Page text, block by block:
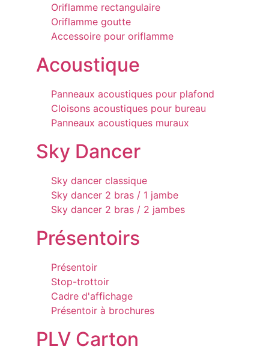
Oriflamme rectangulaire
Oriflamme goutte
Accessoire pour oriflamme
Acoustique
Panneaux acoustiques pour plafond
Cloisons acoustiques pour bureau
Panneaux acoustiques muraux
Sky Dancer
Sky dancer classique
Sky dancer 2 bras / 1 jambe
Sky dancer 2 bras / 2 jambes
Présentoirs
Présentoir
Stop-trottoir
Cadre d'affichage
Présentoir à brochures
PLV Carton